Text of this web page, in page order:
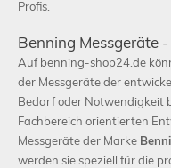
Profis.
Benning Messgeräte
Auf benning-shop24.de
der Messgeräte der
Bedarf oder Notwendigkeit
Fachbereich orientierten
Messgeräte der Marke
werden sie speziell für die